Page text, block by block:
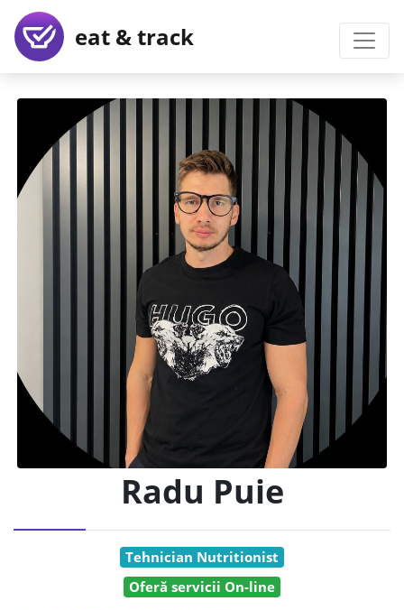
eat & track
Radu Puie
Tehnician Nutritionist
Oferă servicii On-line